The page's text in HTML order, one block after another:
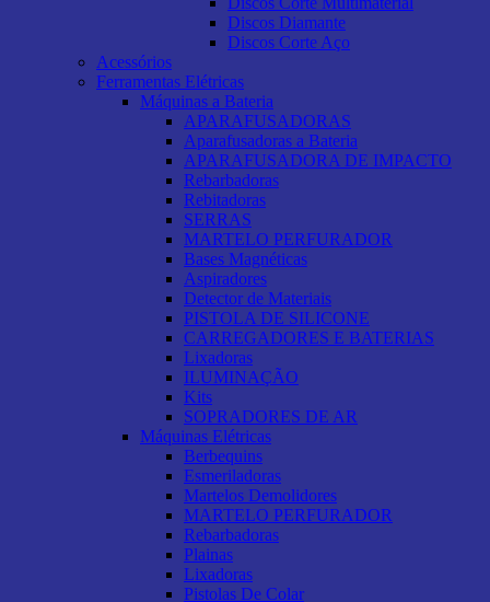
Discos Diamante
Discos Corte Aço
Acessórios
Ferramentas Elétricas
Máquinas a Bateria
APARAFUSADORAS
Aparafusadoras a Bateria
APARAFUSADORA DE IMPACTO
Rebarbadoras
Rebitadoras
SERRAS
MARTELO PERFURADOR
Bases Magnéticas
Aspiradores
Detector de Materiais
PISTOLA DE SILICONE
CARREGADORES E BATERIAS
Lixadoras
ILUMINAÇÃO
Kits
SOPRADORES DE AR
Máquinas Elétricas
Berbequins
Esmeriladoras
Martelos Demolidores
MARTELO PERFURADOR
Rebarbadoras
Plainas
Lixadoras
Pistolas De Colar